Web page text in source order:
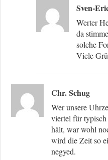
Sven-
Werter
da
solche
Viele
Chr. Schug
Wer unsere
viertel für
hält, war wohl
wird die Zeit so
negyed.